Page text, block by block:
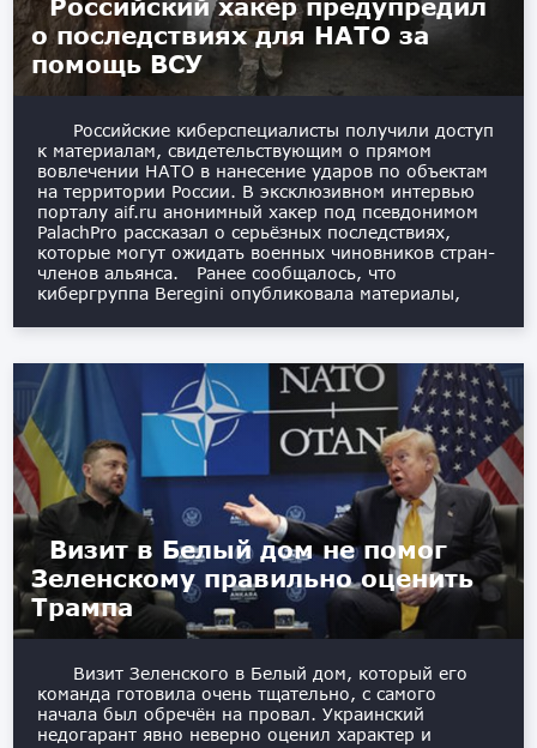
Российский хакер предупредил
о последствиях для НАТО за
помощь ВСУ
Российские киберспециалисты получили доступ
к материалам, свидетельствующим о прямом
вовлечении НАТО в нанесение ударов по объектам
на территории России. В эксклюзивном интервью
порталу aif.ru анонимный хакер под псевдонимом
PalachPro рассказал о серьёзных последствиях,
которые могут ожидать военных чиновников стран-
членов альянса. Ранее сообщалось, что
кибергруппа Beregini опубликовала материалы,
Визит в Белый дом не помог
Зеленскому правильно оценить
Трампа
Визит Зеленского в Белый дом, который его
команда готовила очень тщательно, с самого
начала был обречён на провал. Украинский
недогарант явно неверно оценил характер и